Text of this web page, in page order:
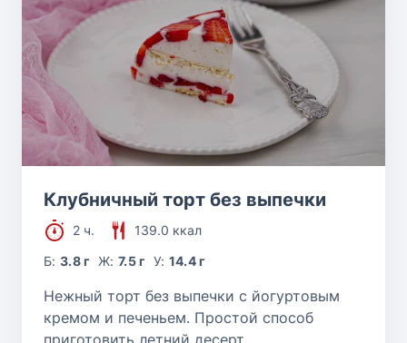
Клубничный торт без выпечки
2 ч.
139.0 ккал
Б:3.8 г Ж: 7.5 г У: 14.4 г
Нежный торт без выпечки с йогуртовым
кремом и печеньем. Простой способ